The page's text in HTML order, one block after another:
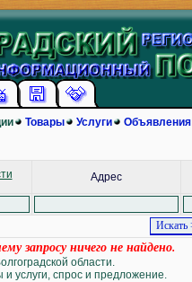
Товары Услуги Объявления
Адрес
запросу ничего не найдено.
области.
услуги, спрос и предложение.